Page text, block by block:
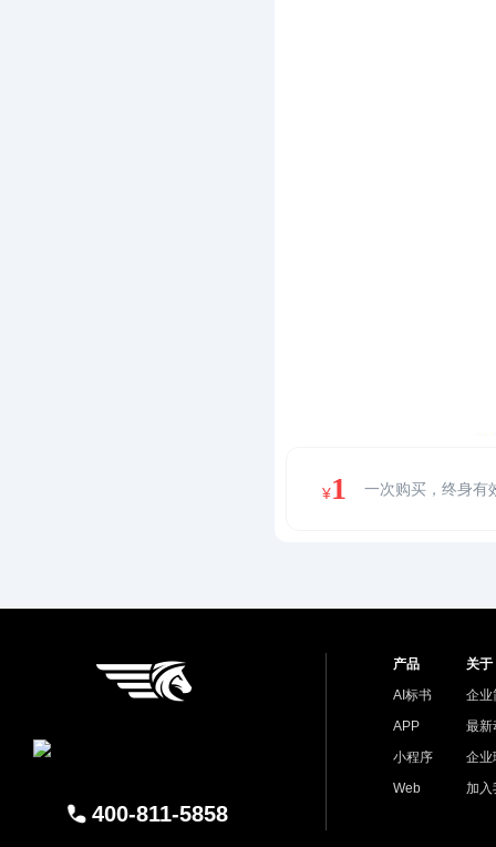
¥1 一次购买，终身有
400-811-5858
产品
AI标书
APP
小程序
Web
关于
企业
最新
企业
加入